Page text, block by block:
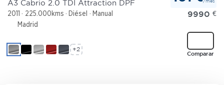
A3 Cabrio 2.0 TDI Attraction DPF
2011 225.000kms Diésel
Manual
Madrid
9990 €
Comparar
+2